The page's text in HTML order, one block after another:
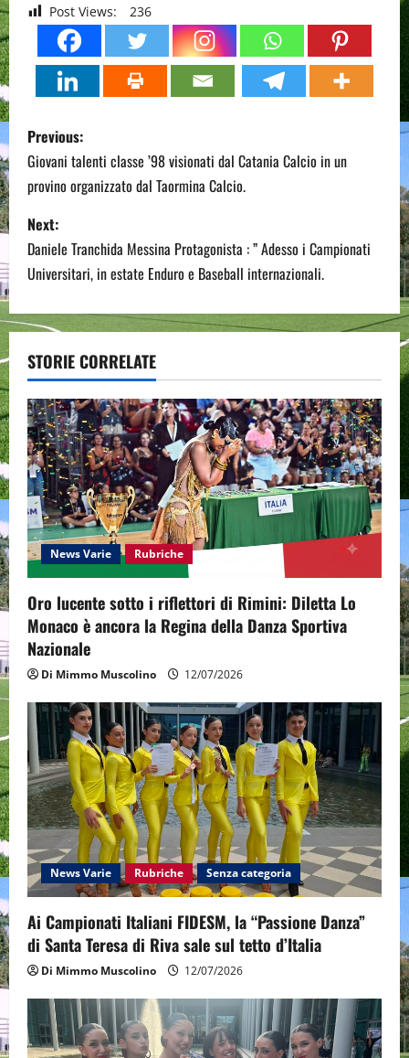
Post Views: 236
P
o
s
t
n
a
v
i
g
a
t
i
o
n
Previous:
Giovani talenti classe ’98 visionati dal Catania Calcio in un
provino organizzato dal Taormina Calcio.
Next:
Daniele Tranchida Messina Protagonista : ” Adesso i Campionati
Universitari, in estate Enduro e Baseball internazionali.
STORIE CORRELATE
News Varie Rubriche
Oro lucente sotto i riflettori di Rimini: Diletta Lo
Monaco è ancora la Regina della Danza Sportiva
Nazionale
Di Mimmo Muscolino 12/07/2026
News Varie Rubriche Senza categoria
Ai Campionati Italiani FIDESM, la “Passione Danza”
di Santa Teresa di Riva sale sul tetto d’Italia
Di Mimmo Muscolino 12/07/2026